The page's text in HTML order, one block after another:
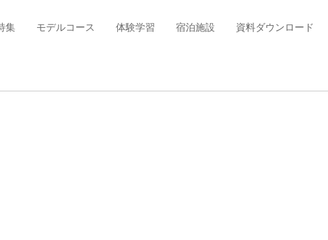
集 モデルコース 体験学習 宿泊施設 資料ダウンロード